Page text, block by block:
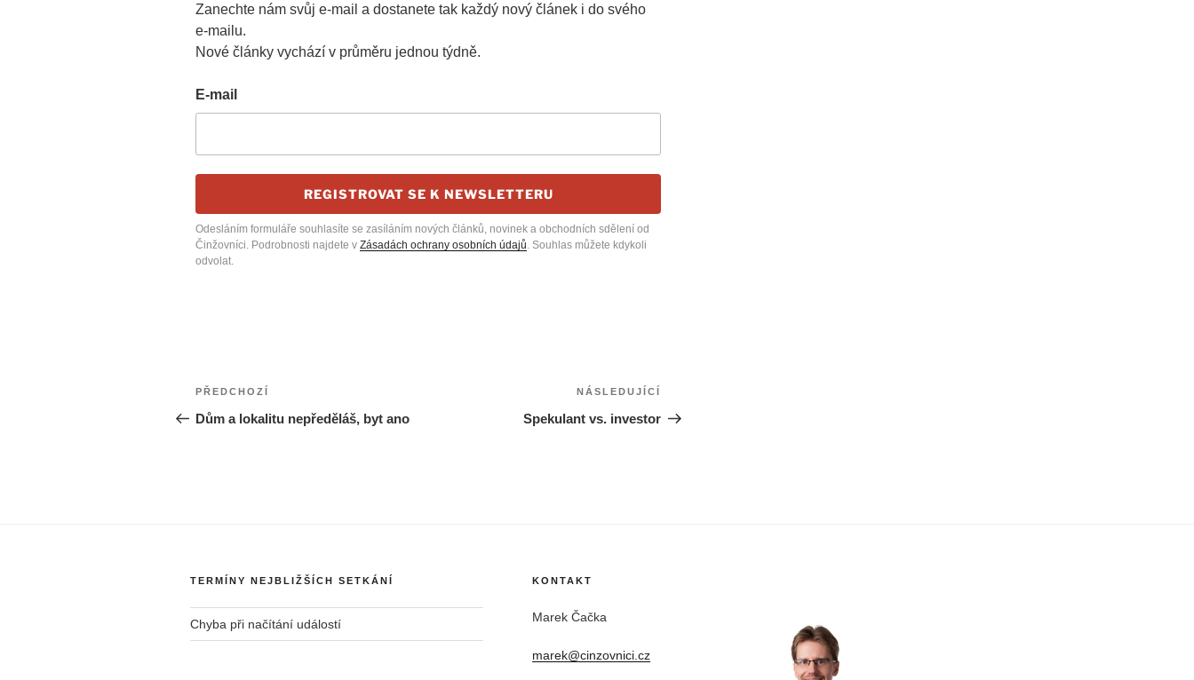
Zanechte nám svůj e-mail a dostanete tak každý nový článek i do svého
e-mailu.
Nové články vychází v průměru jednou týdně.
E-mail
REGISTROVAT SE K NEWSLETTERU
Odesláním formuláře souhlasíte se zasíláním nových článků, novinek a obchodních sdělení od
Činžovníci. Podrobnosti najdete v Zásadách ochrany osobních údajů. Souhlas můžete kdykoli
odvolat.
Navigace
pro
Předchozí
příspěvek
PŘEDCHOZÍ
Dům a lokalitu nepředěláš, byt ano
příspěvek
NÁSLEDUJÍCÍ
Spekulant vs. investor
TERMÍNY NEJBLIŽŠÍCH SETKÁNÍ
Chyba při načítání událostí
KONTAKT
Marek Čačka
marek@cinzovnici.cz